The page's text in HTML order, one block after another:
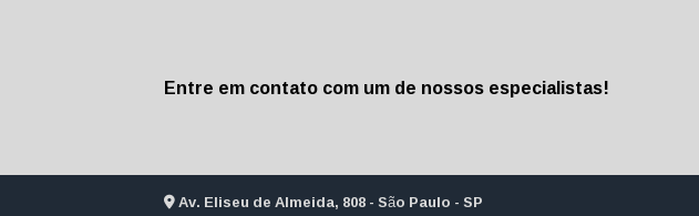
Entre em contato com um de nossos especialistas!
Av. Eliseu de Almeida, 808 - São Paulo - SP